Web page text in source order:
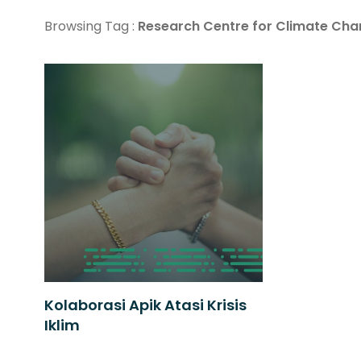
Browsing Tag : Research Centre for Climate
Kolaborasi Apik Atasi Krisis
Iklim